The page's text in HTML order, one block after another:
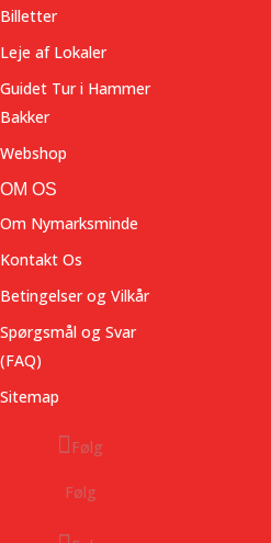
Billetter
Leje af Lokaler
Guidet Tur i Hammer
Bakker
Webshop
OM OS
Om Nymarksminde
Kontakt Os
Betingelser og Vilkår
Spørgsmål og Svar
(FAQ)
Sitemap
Følg
Følg